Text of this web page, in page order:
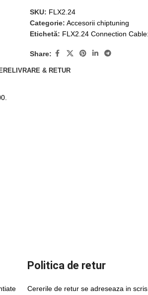
SKU: FLX2.24
Categorie: Accesorii chiptuning
Etichetă: FLX2.24 Connection
Share:
LIVRARE & RETUR
Politica de retur
Cererile de retur se adreseaza in